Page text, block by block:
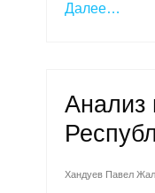
Далее…
Анализ
Хандуев Павел